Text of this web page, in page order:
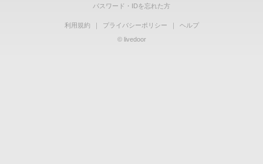
パスワード・IDを忘れた方
利用規約 ｜ プライバシーポリシー ｜
ヘルプ
© livedoor